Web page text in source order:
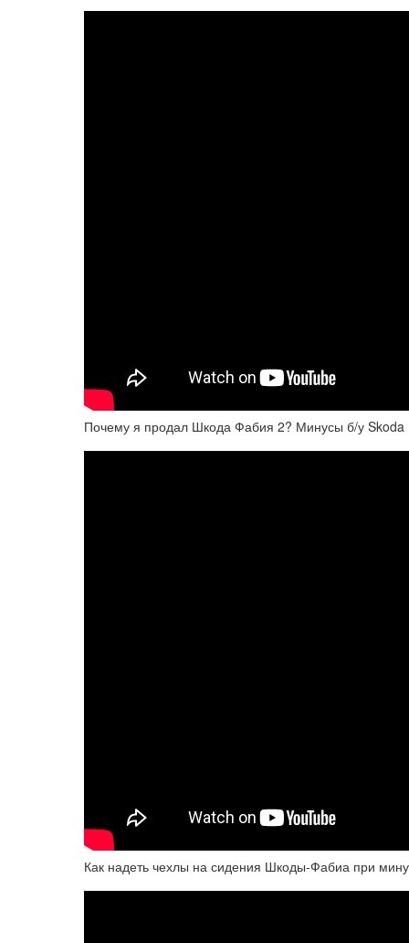
Почему я продал Шкода Фабия 2? Минусы б/у Skoda
Как надеть чехлы на сидения Шкоды-Фабиа при